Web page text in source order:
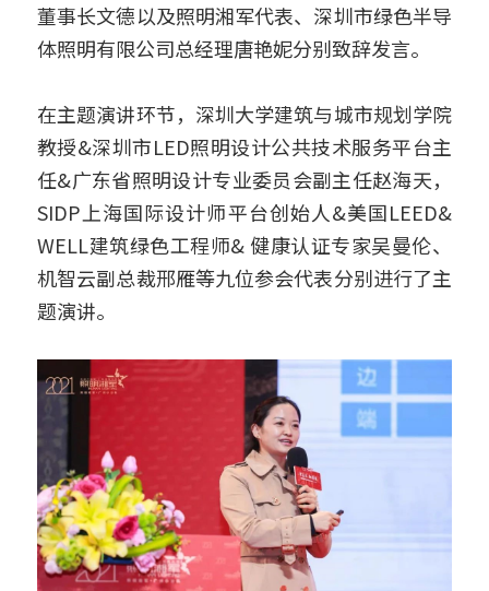
变频器智能化解决方案
董事长文德以及照明湘军代表、深圳市绿色半导
体照明有限公司总经理唐艳妮分别致辞发言。
在主题演讲环节，深圳大学建筑与城市规划学院
教授&深圳市LED照明设计公共技术服务平台主
任&广东省照明设计专业委员会副主任赵海天，
SIDP上海国际设计师平台创始人&美国LEED&
WELL建筑绿色工程师& 健康认证专家吴曼伦、
机智云副总裁邢雁等九位参会代表分别进行了主
题演讲。